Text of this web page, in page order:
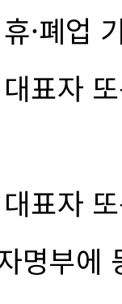
·폐업
표자
표자
명부에